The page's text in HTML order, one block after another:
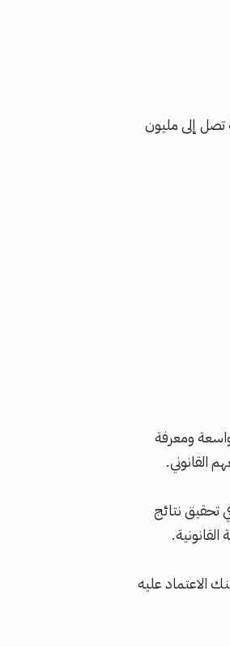
تصل إلى مليون
ومعرفة
القانوني.
تحقيق نتائج
الاعتماد عليه